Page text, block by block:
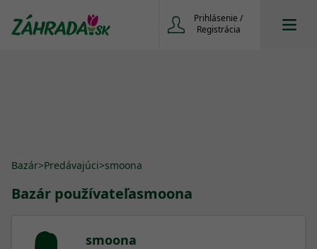
Prihlásenie /
Registrácia
Bazár>Predávajúci>smoona
Bazár používateľasmoona
smoona